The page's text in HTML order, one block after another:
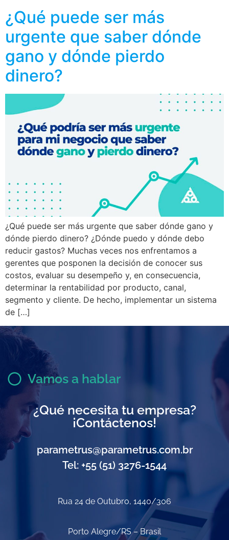
¿Qué puede ser más
urgente que saber dónde
gano y dónde pierdo
dinero?
¿Qué puede ser más urgente que saber dónde gano y
dónde pierdo dinero? ¿Dónde puedo y dónde debo
reducir gastos? Muchas veces nos enfrentamos a
gerentes que posponen la decisión de conocer sus
costos, evaluar su desempeño y, en consecuencia,
determinar la rentabilidad por producto, canal,
segmento y cliente. De hecho, implementar un sistema
de […]
Vamos a hablar
¿Qué necesita tu empresa?
¡Contáctenos!
parametrus@parametrus.com.br
Tel: +55 (51) 3276-1544
Rua 24 de Outubro, 1440/306
Porto Alegre/RS – Brasil